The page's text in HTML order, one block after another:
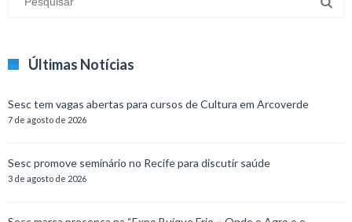
Últimas Notícias
Sesc tem vagas abertas para cursos de Cultura em Arcoverde
7 de agosto de 2026
Sesc promove seminário no Recife para discutir saúde
3 de agosto de 2026